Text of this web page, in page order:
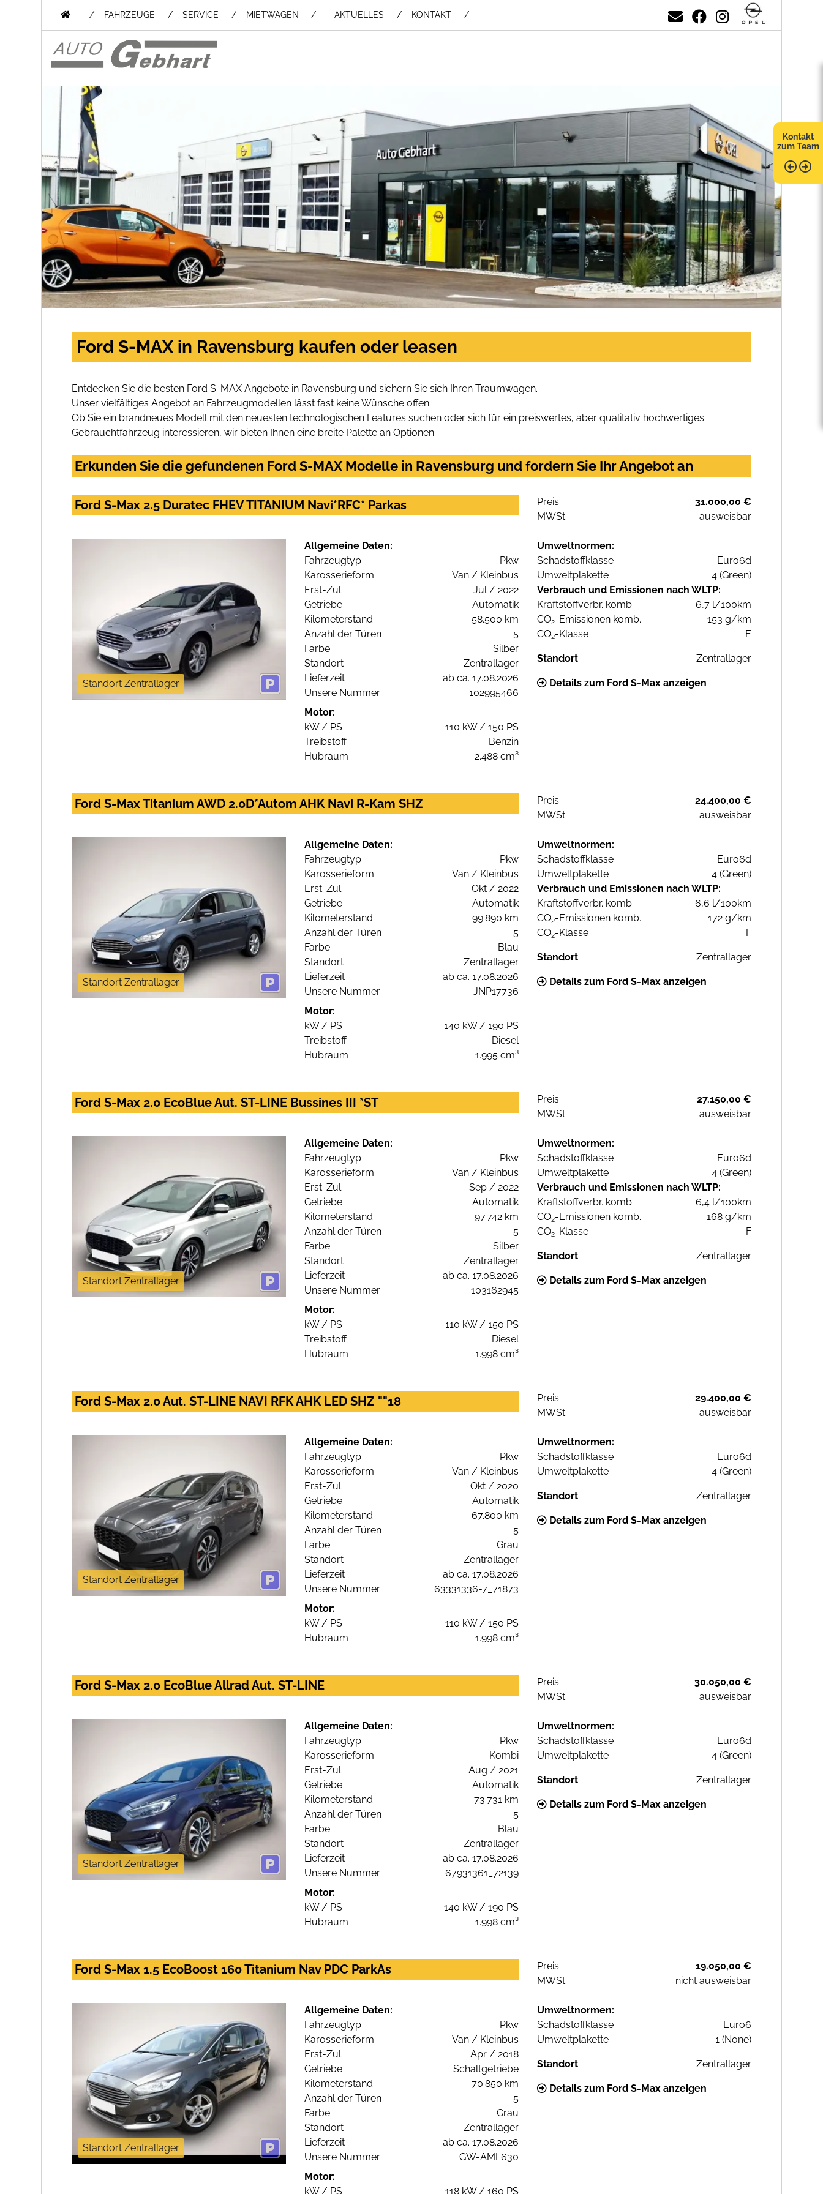
/ FAHRZEUGE SERVICE MIETWAGEN / AKTUELLES KONTAKT
Kontakt
zum Team
Ford S-MAX in Ravensburg kaufen oder leasen
Entdecken Sie die besten Ford S-MAX Angebote in Ravensburg und sichern Sie sich Ihren Traumwagen.
Unser vielfältiges Angebot an Fahrzeugmodellen lässt fast keine Wünsche offen.
Ob Sie ein brandneues Modell mit den neuesten technologischen Features suchen oder sich für ein preiswertes, aber qualitativ hochwertiges
Gebrauchtfahrzeug interessieren, wir bieten Ihnen eine breite Palette an Optionen.
Erkunden Sie die gefundenen Ford S-MAX Modelle in Ravensburg und fordern Sie Ihr Angebot an
Ford S-Max 2.5 Duratec FHEV TITANIUM Navi*RFC* Parkas Preis:
31.000,00 €
MWSt:
ausweisbar
Standort Zentrallager
Allgemeine Daten:
Fahrzeugtyp
Pkw
Karosserieform
Van / Kleinbus
Erst-Zul.
Jul / 2022
Getriebe
Automatik
Kilometerstand
58.500 km
Anzahl der Türen
5
Farbe
Silber
Standort
Zentrallager
Lieferzeit
ab ca. 17.08.2026
Unsere Nummer
102995466
Motor:
kW / PS
110 kW / 150 PS
Treibstoff
Benzin
Hubraum
2.488 cm³
Umweltnormen:
Schadstoffklasse
Euro6d
Umweltplakette
4 (Green)
Verbrauch und Emissionen nach WLTP:
Kraftstoffverbr. komb.
6,7 l/100km
CO2-Emissionen komb.
153 g/km
CO2-Klasse E
Standort Zentrallager
Details zum Ford S-Max anzeigen
Ford S-Max Titanium AWD 2.0D*Autom AHK Navi R-Kam SHZ Preis:
24.400,00 €
MWSt:
ausweisbar
Standort Zentrallager
Allgemeine Daten:
Fahrzeugtyp
Pkw
Karosserieform
Van / Kleinbus
Erst-Zul.
Okt / 2022
Getriebe
Automatik
Kilometerstand
99.890 km
Anzahl der Türen
5
Farbe
Blau
Standort
Zentrallager
Lieferzeit
ab ca. 17.08.2026
Unsere Nummer
JNP17736
Motor:
kW / PS
140 kW / 190 PS
Treibstoff
Diesel
Hubraum
1.995 cm³
Umweltnormen:
Schadstoffklasse
Euro6d
Umweltplakette
4 (Green)
Verbrauch und Emissionen nach WLTP:
Kraftstoffverbr. komb.
6,6 l/100km
CO2-Emissionen komb.
172 g/km
CO2-Klasse F
Standort Zentrallager
Details zum Ford S-Max anzeigen
Ford S-Max 2.0 EcoBlue Aut. ST-LINE Bussines III *ST Preis:
27.150,00 €
MWSt:
ausweisbar
Standort Zentrallager
Allgemeine Daten:
Fahrzeugtyp
Pkw
Karosserieform
Van / Kleinbus
Erst-Zul.
Sep / 2022
Getriebe
Automatik
Kilometerstand
97.742 km
Anzahl der Türen
5
Farbe
Silber
Standort
Zentrallager
Lieferzeit
ab ca. 17.08.2026
Unsere Nummer
103162945
Motor:
kW / PS
110 kW / 150 PS
Treibstoff
Diesel
Hubraum
1.998 cm³
Umweltnormen:
Schadstoffklasse
Euro6d
Umweltplakette
4 (Green)
Verbrauch und Emissionen nach WLTP:
Kraftstoffverbr. komb.
6,4 l/100km
CO2-Emissionen komb.
168 g/km
CO2-Klasse F
Standort Zentrallager
Details zum Ford S-Max anzeigen
Ford S-Max 2.0 Aut. ST-LINE NAVI RFK AHK LED SHZ ""18 Preis:
29.400,00 €
MWSt:
ausweisbar
Standort Zentrallager
Allgemeine Daten:
Fahrzeugtyp
Pkw
Karosserieform
Van / Kleinbus
Erst-Zul.
Okt / 2020
Getriebe
Automatik
Kilometerstand
67.800 km
Anzahl der Türen
5
Farbe
Grau
Standort
Zentrallager
Lieferzeit
ab ca. 17.08.2026
Unsere Nummer
63331336-7_71873
Motor:
kW / PS
110 kW / 150 PS
Hubraum
1.998 cm³
Umweltnormen:
Schadstoffklasse
Euro6d
Umweltplakette
4 (Green)
Standort Zentrallager
Details zum Ford S-Max anzeigen
Ford S-Max 2.0 EcoBlue Allrad Aut. ST-LINE Preis:
30.050,00 €
MWSt:
ausweisbar
Standort Zentrallager
Allgemeine Daten:
Fahrzeugtyp
Pkw
Karosserieform
Kombi
Erst-Zul.
Aug / 2021
Getriebe
Automatik
Kilometerstand
73.731 km
Anzahl der Türen
5
Farbe
Blau
Standort
Zentrallager
Lieferzeit
ab ca. 17.08.2026
Unsere Nummer
67931361_72139
Motor:
kW / PS
140 kW / 190 PS
Hubraum
1.998 cm³
Umweltnormen:
Schadstoffklasse
Euro6d
Umweltplakette
4 (Green)
Standort Zentrallager
Details zum Ford S-Max anzeigen
Ford S-Max 1.5 EcoBoost 160 Titanium Nav PDC ParkAs Preis:
19.050,00 €
MWSt:
nicht ausweisbar
Standort Zentrallager
Allgemeine Daten:
Fahrzeugtyp
Pkw
Karosserieform
Van / Kleinbus
Erst-Zul.
Apr / 2018
Getriebe
Schaltgetriebe
Kilometerstand
70.850 km
Anzahl der Türen
5
Farbe
Grau
Standort
Zentrallager
Lieferzeit
ab ca. 17.08.2026
Unsere Nummer
GW-AML630
Motor:
kW / PS
118 kW / 160 PS
Umweltnormen:
Schadstoffklasse
Euro6
Umweltplakette
1 (None)
Standort Zentrallager
Details zum Ford S-Max anzeigen